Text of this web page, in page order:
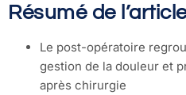
Résumé de
Le post-opératoire
gestion de la douleur et
après chirurgie